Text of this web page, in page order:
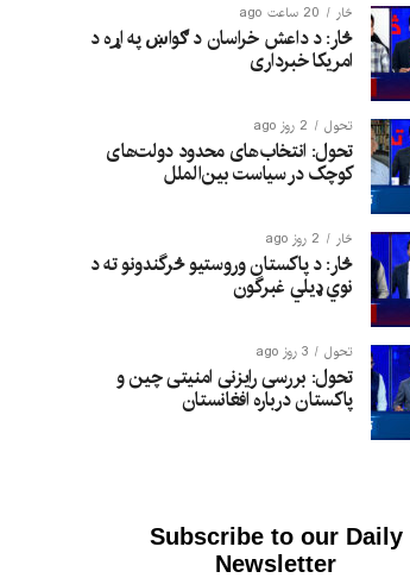
څار 20 ساعت ago
څار: د داعش خراسان د ګواښ په اړه د
امریکا خبرداری
تحول 2 روز ago
تحول: انتخاب‌های محدود دولت‌های
کوچک در سیاست بین‌الملل
څار 2 روز ago
څار: د پاکستان وروستیو څرگندونو ته د
نوي ډیلي غبرگون
تحول 3 روز ago
تحول: بررسی رایزنی امنیتی چین و
پاکستان درباره افغانستان
Subscribe to our Daily
Newsletter